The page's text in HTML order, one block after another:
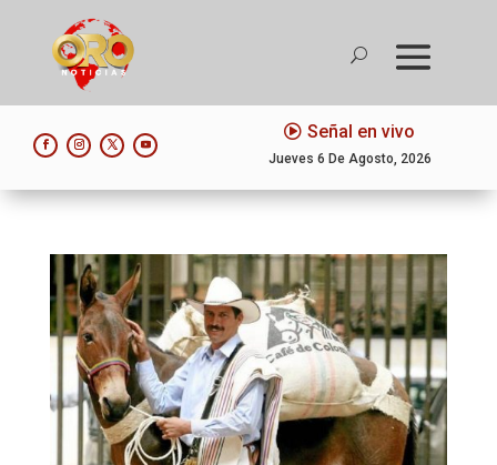
Señal en vivo
Jueves 6 De Agosto, 2026